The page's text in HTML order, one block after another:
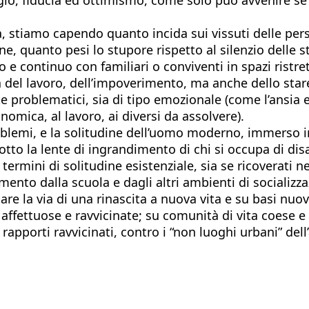
capendo quanto incida sui vissuti delle
quanto pesi lo stupore rispetto al silenzio delle
continuo con familiari o conviventi in spazi
lavoro, dell’impoverimento, ma anche dello
sia di tipo emozionale (come
al lavoro, ai diversi da assolvere).
e la solitudine dell’uomo moderno, immerso
la lente di ingrandimento di chi si occupa di
di solitudine esistenziale, sia se ricoverati
dalla scuola e dagli altri ambienti di
la via di una rinascita a nuova vita e su basi
e ravvicinate; su comunità di vita coese
ravvicinati, contro i “non luoghi urbani”